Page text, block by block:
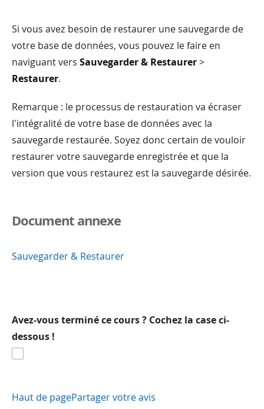
Si vous avez besoin de restaurer une sauvegarde de
votre base de données, vous pouvez le faire en
naviguant vers Sauvegarder & Restaurer>
Restaurer.
Remarque : le processus de restauration va écraser
l'intégralité de votre base de données avec la
sauvegarde restaurée. Soyez donc certain de vouloir
restaurer votre sauvegarde enregistrée et que la
version que vous restaurez est la sauvegarde désirée.
Document annexe
Sauvegarder & Restaurer
Avez-vous terminé ce cours ? Cochez la case ci-
dessous !
Haut de pagePartager votre avis